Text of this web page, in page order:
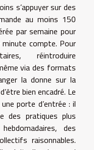
s’appuyer sur des
au moins 150
par semaine pour
compte. Pour
réintroduire
via des formats
la donne sur la
bien encadré. Le
porte d’entrée : il
des pratiques plus
des
raisonnables.